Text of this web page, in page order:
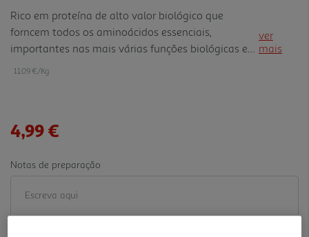
Link
para
a
mesma
página.
Rico em proteína de alto valor biológico que
forncem todos os aminoácidos essenciais,
importantes nas mais várias funções biológicas e
metabólicas do nosso corpo.
ver
mais
11.09 €/Kg
4,99 €
Notas de preparação